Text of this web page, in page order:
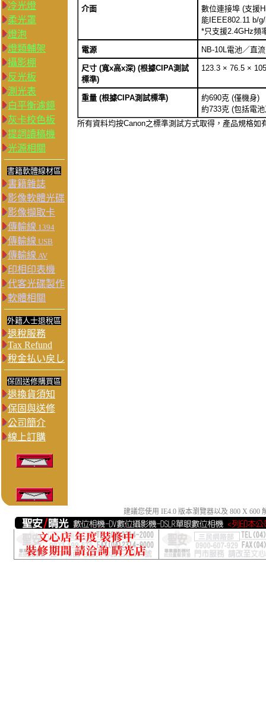
冷光燈
柔光罩
燈泡
燈類輔架
攝影棚
反光板
測光表
白平衡濾鏡
灰卡校色板
提詞讀稿機
光源相關
書籍軟體線材區
書籍雜誌
影像軟體光碟
影像擷取卡
傳輸線 1394
傳輸線 USB
傳輸線 AV
印相印表機
代客光碟製作
軟體相關
外籍人士退稅區
退稅服務
Tax Refund
稅金払い戻し
保固送修購買區
退換貨須知
保固與送修
公司簡介
線上訂購
介面
數位連接埠 (支援
能IEEE802.11 b/
*只支援2.4GHz頻
電源 NB-10L電池／直
尺寸 (寬x高x深) (根據CIPA測試
標準)
123.3 × 76.5 ×
重量 (根據CIPA測試標準)
約690克 (僅機身)
約733克 (包括電
所有資料均按Canon之標準測試方式取得，產品規格如
建議您使用 IE4.0 版本瀏覽器以及 800 X 600